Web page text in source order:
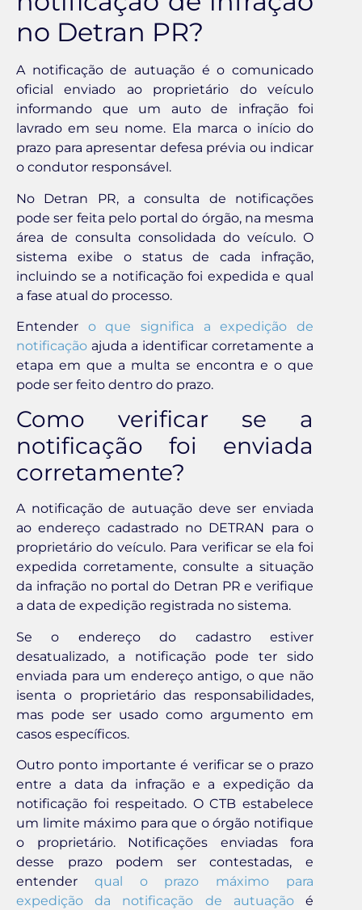
no Detran PR?
A notificação de autuação é o comunicado
oficial enviado ao proprietário do veículo
informando que um auto de infração foi
lavrado em seu nome. Ela marca o início do
prazo para apresentar defesa prévia ou indicar
o condutor responsável.
No Detran PR, a consulta de notificações
pode ser feita pelo portal do órgão, na mesma
área de consulta consolidada do veículo. O
sistema exibe o status de cada infração,
incluindo se a notificação foi expedida e qual
a fase atual do processo.
Entender o que significa a expedição de
notificação ajuda a identificar corretamente a
etapa em que a multa se encontra e o que
pode ser feito dentro do prazo.
Como verificar se a
notificação foi enviada
corretamente?
A notificação de autuação deve ser enviada
ao endereço cadastrado no DETRAN para o
proprietário do veículo. Para verificar se ela foi
expedida corretamente, consulte a situação
da infração no portal do Detran PR e verifique
a data de expedição registrada no sistema.
Se o endereço do cadastro estiver
desatualizado, a notificação pode ter sido
enviada para um endereço antigo, o que não
isenta o proprietário das responsabilidades,
mas pode ser usado como argumento em
casos específicos.
Outro ponto importante é verificar se o prazo
entre a data da infração e a expedição da
notificação foi respeitado. O CTB estabelece
um limite máximo para que o órgão notifique
o proprietário. Notificações enviadas fora
desse prazo podem ser contestadas, e
entender qual o prazo máximo para
expedição da notificação de autuaçãoé